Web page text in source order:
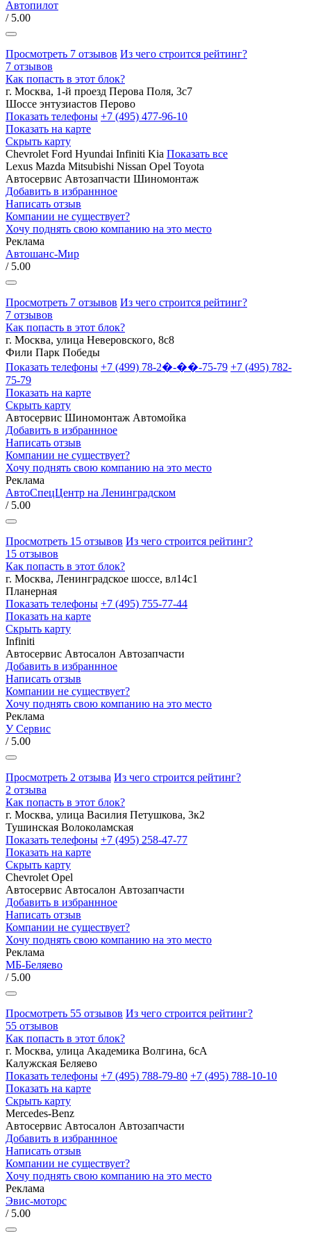
Автопилот
/ 5.00
Просмотреть 7 отзывов Из чего строится рейтинг?
7 отзывов
Как попасть в этот блок?
г. Москва, 1-й проезд Перова Поля, 3с7
Шоссе энтузиастов Перово
Показать телефоны +7 (495) 477-96-10
Показать на карте
Скрыть карту
Chevrolet Ford Hyundai Infiniti Kia Показать все
Lexus Mazda Mitsubishi Nissan Opel Toyota
Автосервис Автозапчасти Шиномонтаж
Добавить в избраннное
Написать отзыв
Компании не существует?
Хочу поднять свою компанию на это место
Реклама
Автошанс-Мир
/ 5.00
Просмотреть 7 отзывов Из чего строится рейтинг?
7 отзывов
Как попасть в этот блок?
г. Москва, улица Неверовского, 8с8
Фили Парк Победы
Показать телефоны +7 (499) 78-2�-��-75-79 +7 (495) 782-
75-79
Показать на карте
Скрыть карту
Автосервис Шиномонтаж Автомойка
Добавить в избраннное
Написать отзыв
Компании не существует?
Хочу поднять свою компанию на это место
Реклама
АвтоСпецЦентр на Ленинградском
/ 5.00
Просмотреть 15 отзывов Из чего строится рейтинг?
15 отзывов
Как попасть в этот блок?
г. Москва, Ленинградское шоссе, вл14с1
Планерная
Показать телефоны +7 (495) 755-77-44
Показать на карте
Скрыть карту
Infiniti
Автосервис Автосалон Автозапчасти
Добавить в избраннное
Написать отзыв
Компании не существует?
Хочу поднять свою компанию на это место
Реклама
У Сервис
/ 5.00
Просмотреть 2 отзыва Из чего строится рейтинг?
2 отзыва
Как попасть в этот блок?
г. Москва, улица Василия Петушкова, 3к2
Тушинская Волоколамская
Показать телефоны +7 (495) 258-47-77
Показать на карте
Скрыть карту
Chevrolet Opel
Автосервис Автосалон Автозапчасти
Добавить в избраннное
Написать отзыв
Компании не существует?
Хочу поднять свою компанию на это место
Реклама
МБ-Беляево
/ 5.00
Просмотреть 55 отзывов Из чего строится рейтинг?
55 отзывов
Как попасть в этот блок?
г. Москва, улица Академика Волгина, 6сА
Калужская Беляево
Показать телефоны +7 (495) 788-79-80 +7 (495) 788-10-10
Показать на карте
Скрыть карту
Mercedes-Benz
Автосервис Автосалон Автозапчасти
Добавить в избраннное
Написать отзыв
Компании не существует?
Хочу поднять свою компанию на это место
Реклама
Эвис-моторс
/ 5.00